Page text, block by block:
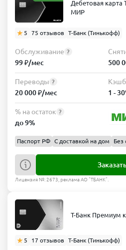
Дебетовая
МИР
5 75 отзывов Т-Банк (Тинькофф)
Обслуживание ?
99 ₽/мес 500
Переводы ?
20 000 ₽/мес 1 -
% на остаток ?
до 9%
Паспорт РФ С доставкой на дом Без
Лицензия №: 2673, реклама АО "ТБАНК".
Т-Банк Премиум
5 17 отзывов Т-Банк (Тинькофф)